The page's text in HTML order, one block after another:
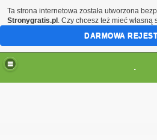
.
Ta strona internetowa została utworzona
Stronygratis.pl . Czy chcesz też mieć własną
DARMOWA